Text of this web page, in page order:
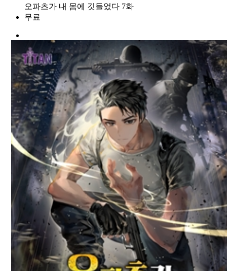
오파츠가 내 몸에 깃들었다 7화
무료